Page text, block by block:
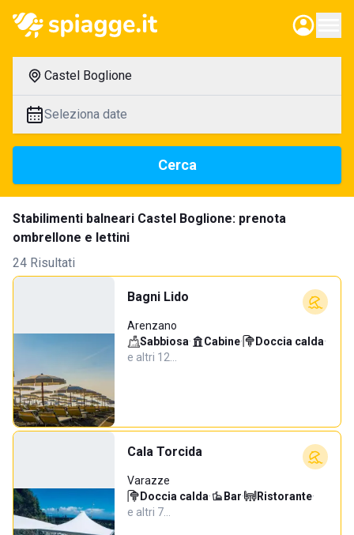
Castel Boglione
Seleziona date
Cerca
Stabilimenti balneari Castel Boglione: prenota
ombrellone e lettini
24 Risultati
Bagni Lido
Arenzano
Sabbiosa· Cabine· Doccia calda·
e altri 12…
Cala Torcida
Varazze
Doccia calda· Bar· Ristorante·
e altri 7…